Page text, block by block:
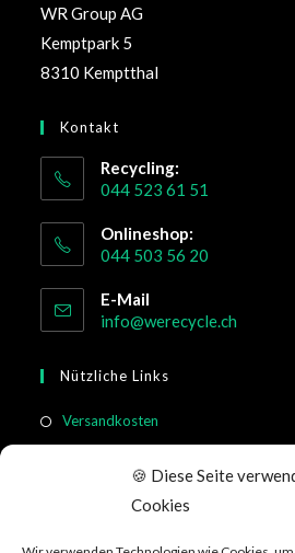
🍪 Diese Seite
Cookies
WR Group AG
Kemptpark 5
8310 Kemptthal
Kontakt
Recycling:
044 523 61 51
Onlineshop:
044 503 56 20
E-Mail
info@werecycle.ch
Nützliche Links
Versandkosten